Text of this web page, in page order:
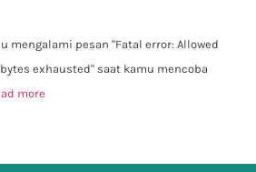
mengalami pesan "Fatal error: Allowed
exhausted" saat kamu mencoba
more